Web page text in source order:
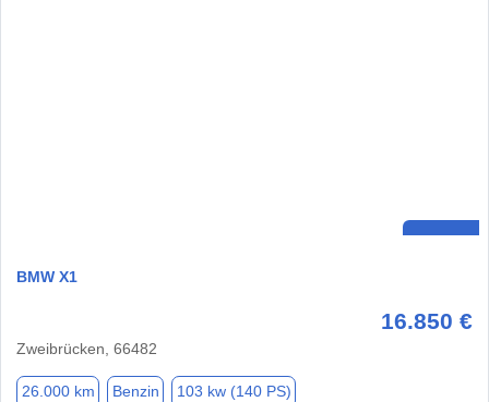
BMW X1
16.850 €
Zweibrücken, 66482
26.000 km Benzin 103 kw (140 PS)